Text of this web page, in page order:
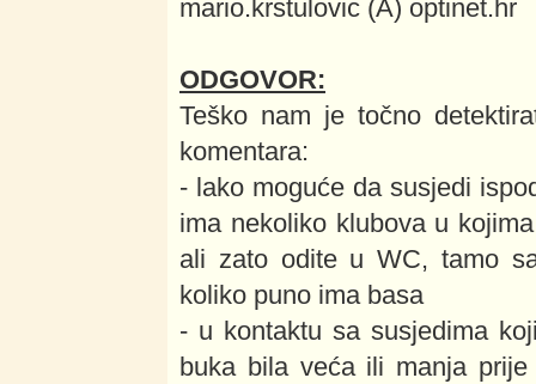
mario.krstulovic (A) optinet.hr
ODGOVOR:
Teško nam je točno
komentara:
- lako moguće da susjedi
ima nekoliko klubova u
ali zato odite u WC, tamo
koliko puno ima basa
- u kontaktu sa susjedima
buka bila veća ili manja